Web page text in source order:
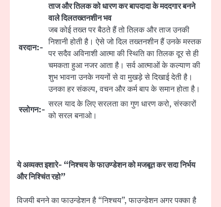
वरदान:-
ताज और तिलक को धारण कर बापदादा के मददगार बनने
वाले दिलतख्तनशीन भव
जब कोई तख्त पर बैठते हैं तो तिलक और ताज उनकी
निशानी होती है। ऐसे जो दिल तख्तनशीन हैं उनके मस्तक
पर सदैव अविनाशी आत्मा की स्थिति का तिलक दूर से ही
चमकता हुआ नजर आता है। सर्व आत्माओं के कल्याण की
शुभ भावना उनके नयनों से वा मुखड़े से दिखाई देती है।
उनका हर संकल्प, वचन और कर्म बाप के समान होता है।
स्लोगन:-
सरल याद के लिए सरलता का गुण धारण करो, संस्कारों
को सरल बनाओ।
ये अव्यक्त इशारे- “निश्चय के फाउण्डेशन को मजबूत कर सदा निर्भय
और निश्चिंत रहो”
विजयी बनने का फाउन्डेशन है “निश्चय”, फाउन्डेशन अगर पक्का है